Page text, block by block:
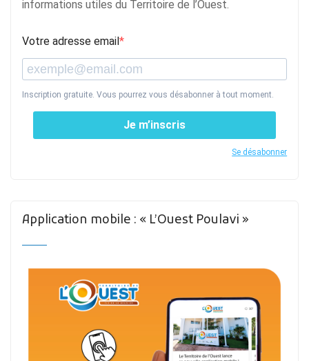
informations utiles du Territoire de l’Ouest.
Votre adresse email
Inscription gratuite. Vous pourrez vous désabonner à tout moment.
Je m’inscris
Se désabonner
Application mobile : « L’Ouest Poulavi »